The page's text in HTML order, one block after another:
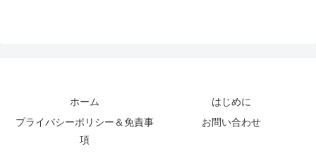
ホーム
はじめに
プライバシーポリシー＆免責事
項
お問い合わせ